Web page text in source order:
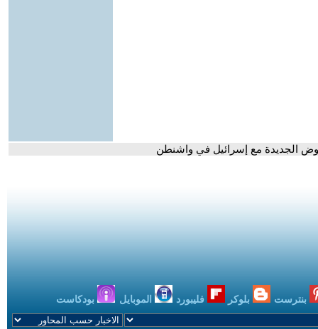
الجديدة مع إسرائيل في واشنطن
بنترست بلوكر فليبورد الموبايل بودكاست